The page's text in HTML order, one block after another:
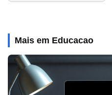
Mais em Educacao